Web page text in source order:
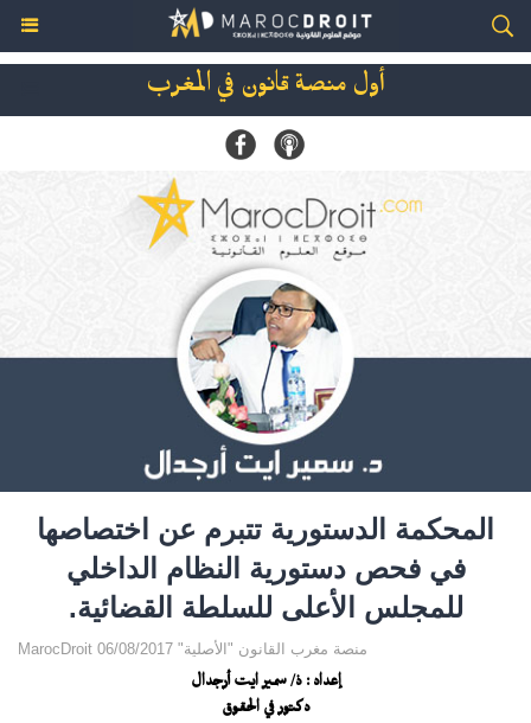
أول منصة قانون في المغرب
المحكمة الدستورية تتبرم عن اختصاصها
في فحص دستورية النظام الداخلي
للمجلس الأعلى للسلطة القضائية.
MarocDroit منصة مغرب القانون "الأصلية" 06/08/2017
إعداد : ذ/ سمير ايت أرجدال
دكتور في الحقوق